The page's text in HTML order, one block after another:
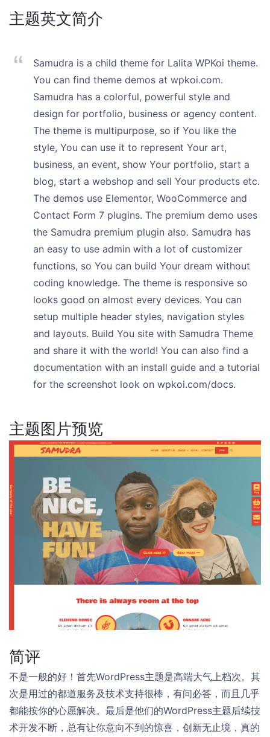
主题英文简介
Samudra is a child theme for Lalita WPKoi theme.
You can find theme demos at wpkoi.com.
Samudra has a colorful, powerful style and
design for portfolio, business or agency content.
The theme is multipurpose, so if You like the
style, You can use it to represent Your art,
business, an event, show Your portfolio, start a
blog, start a webshop and sell Your products etc.
The demos use Elementor, WooCommerce and
Contact Form 7 plugins. The premium demo uses
the Samudra premium plugin also. Samudra has
an easy to use admin with a lot of customizer
functions, so You can build Your dream without
coding knowledge. The theme is responsive so
looks good on almost every devices. You can
setup multiple header styles, navigation styles
and layouts. Build You site with Samudra Theme
and share it with the world! You can also find a
documentation with an install guide and a tutorial
for the screenshot look on wpkoi.com/docs.
主题图片预览
简评
不是一般的好！首先WordPress主题是高端大气上档次。其
次是用过的都道服务及技术支持很棒，有问必答，而且几乎
都能按你的心愿解决。最后是他们的WordPress主题后续技
术开发不断，总有让你意向不到的惊喜，创新无止境，真的